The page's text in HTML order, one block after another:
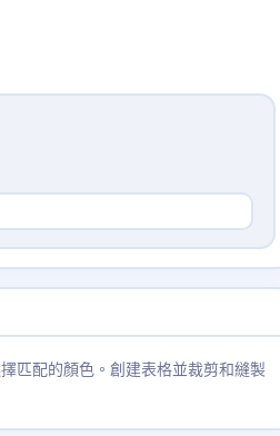
匹配的顏色。創建表格並裁剪和縫製